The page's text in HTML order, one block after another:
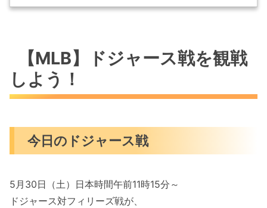
【MLB】ドジャース戦を観戦
しよう！
今日のドジャース戦
5月30日（土）日本時間午前11時15分～
ドジャース対フィリーズ戦が、